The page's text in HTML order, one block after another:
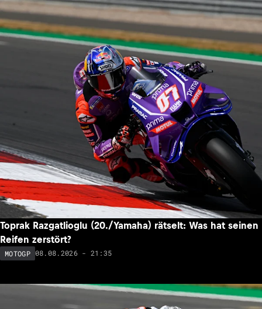
Toprak Razgatlioglu (20./Yamaha) rätselt: Was hat seinen
Reifen zerstört?
MOTOGP 08.08.2026 - 21:35